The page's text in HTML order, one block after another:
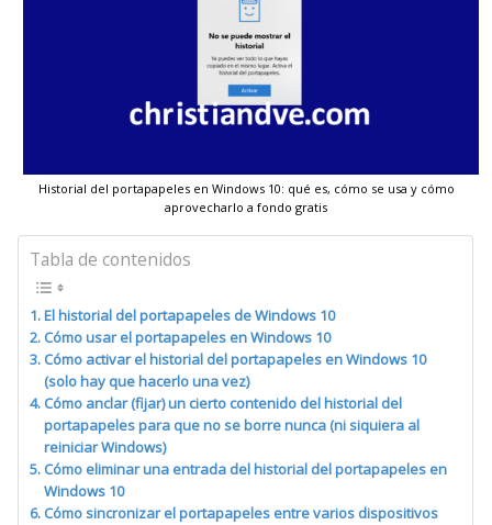
Historial del portapapeles en Windows 10: qué es, cómo se usa y cómo
aprovecharlo a fondo gratis
Tabla de contenidos
El historial del portapapeles de Windows 10
Cómo usar el portapapeles en Windows 10
Cómo activar el historial del portapapeles en Windows 10
(solo hay que hacerlo una vez)
Cómo anclar (fijar) un cierto contenido del historial del
portapapeles para que no se borre nunca (ni siquiera al
reiniciar Windows)
Cómo eliminar una entrada del historial del portapapeles en
Windows 10
Cómo sincronizar el portapapeles entre varios dispositivos